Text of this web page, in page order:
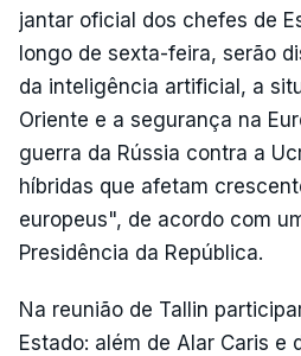
jantar oficial dos chefes de
longo de sexta-feira, serão
da inteligência artificial, a
Oriente e a segurança na
guerra da Rússia contra a
híbridas que afetam
europeus", de acordo com
Presidência da República.
Na reunião de Tallin
Estado: além de Alar Caris e